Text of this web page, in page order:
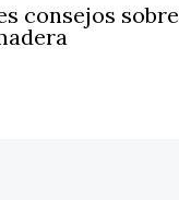
consejos sobre